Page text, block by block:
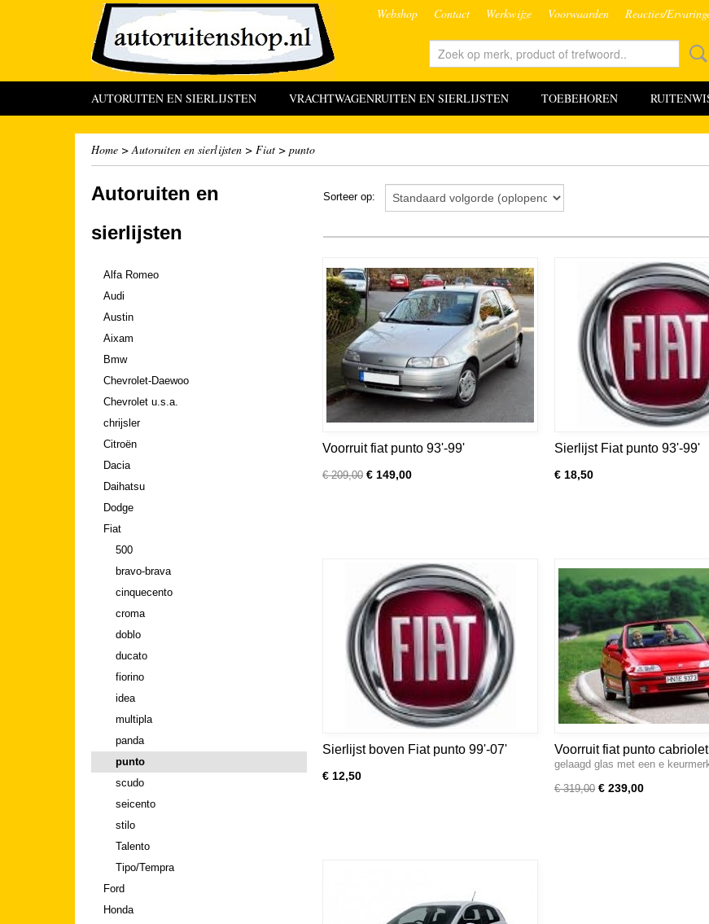
Webshop Contact Werkwijze Voorwaarden Reacties/
AUTORUITEN EN SIERLIJSTEN VRACHTWAGENRUITEN EN SIERLIJSTEN TOEBEHOREN
Home >Autoruiten en sierlijsten > Fiat > punto
Autoruiten en
sierlijsten
Alfa Romeo
Audi
Austin
Aixam
Bmw
Chevrolet-Daewoo
Chevrolet u.s.a.
chrijsler
Citroën
Dacia
Daihatsu
Dodge
Fiat
500
bravo-brava
cinquecento
croma
doblo
ducato
fiorino
idea
multipla
panda
punto
scudo
seicento
stilo
Talento
Tipo/Tempra
Ford
Honda
Sorteer op:
Voorruit fiat punto 93'-99'
€ 209,00 € 149,00
Sierlijst Fiat punto 93'-99'
€ 18,50
Sierlijst boven Fiat punto 99'-07'
€ 12,50
Voorruit fiat punto
gelaagd glas met een e
€ 319,00 € 239,00